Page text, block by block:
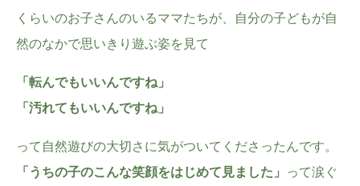
くらいのお子さんのいるママたちが、自分の子どもが自
然のなかで思いきり遊ぶ姿を見て
「転んでもいいんですね」
「汚れてもいいんですね」
って自然遊びの大切さに気がついてくださったんです。
「うちの子のこんな笑顔をはじめて見ました」
って涙ぐ